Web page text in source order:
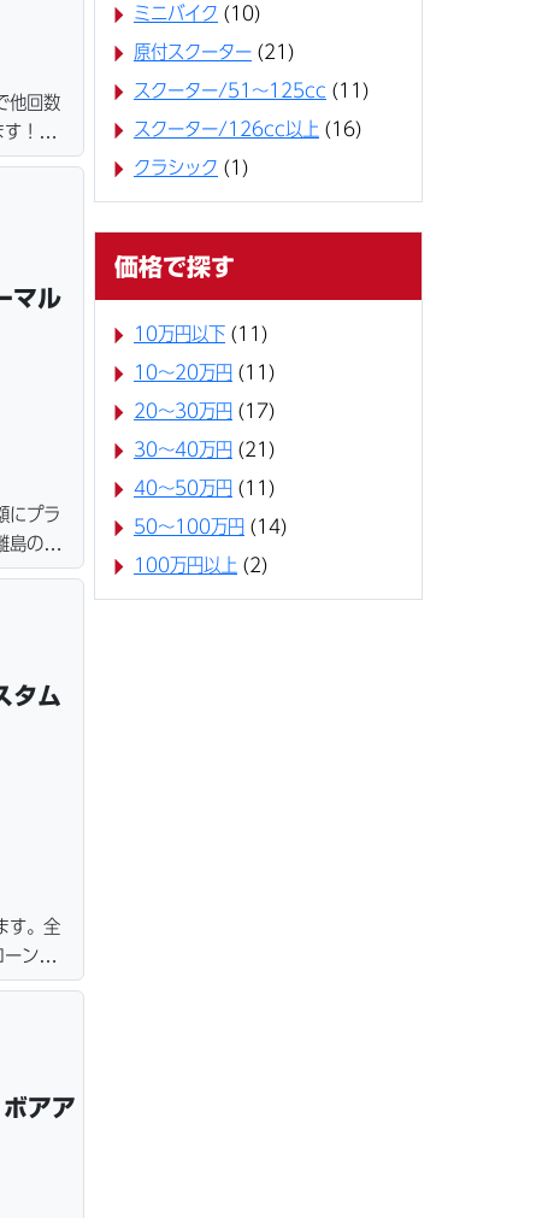
他回数
！！
写真な
マル
にプラ
の場
ールに
タム
す。全
ン・
サービ
アア
ミニバイク (10)
原付スクーター (21)
スクーター/51～125cc (11)
スクーター/126cc以上 (16)
クラシック (1)
価格で探す
10万円以下 (11)
10〜20万円 (11)
20〜30万円 (17)
30〜40万円 (21)
40〜50万円 (11)
50〜100万円 (14)
100万円以上 (2)